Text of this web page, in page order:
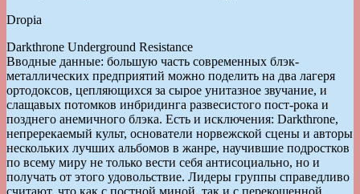
Dropia
Darkthrone Underground Resistance
Вводные данные: большую часть современных блэк-
металлических предприятий можно поделить на два лагеря
ортодоксов, цепляющихся за сырое унитазное звучание, и
слащавых потомков инбридинга развесистого пост-рока и
позднего анемичного блэка. Есть и исключения: Darkthrone,
непререкаемый культ, основатели норвежской сцены и авторы
нескольких лучших альбомов в жанре, научившие подростков
по всему миру не только вести себя антисоциально, но и
получать от этого удовольствие. Лидеры группы справедливо
считают, что как с постной миной, так и с перекошенной